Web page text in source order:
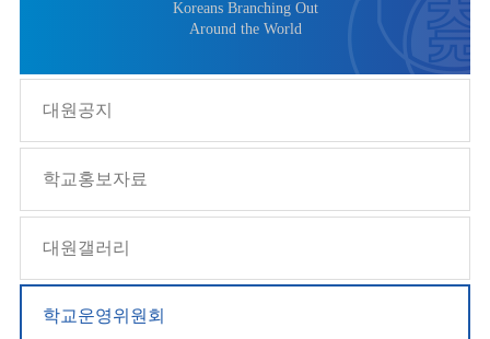
Koreans Branching Out
Around the World
대원공지
학교홍보자료
대원갤러리
학교운영위원회